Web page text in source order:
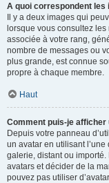
A quoi correspondent les
Il y a deux images qui
lorsque vous consultez les
associée à votre rang,
nombre de messages ou
plus grande, est connue
propre à chaque membre.
Haut
Comment puis-je afficher
Depuis votre panneau
un avatar en utilisant l’une
galerie, distant ou importé.
avatars et décider de la
pouvez pas utiliser